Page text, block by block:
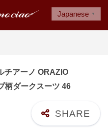
チアーノ ORAZIO
柄ダークスーツ 46
Japanese ▼